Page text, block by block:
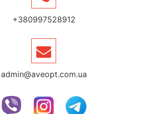
+380997528912
admin@aveopt.com.ua